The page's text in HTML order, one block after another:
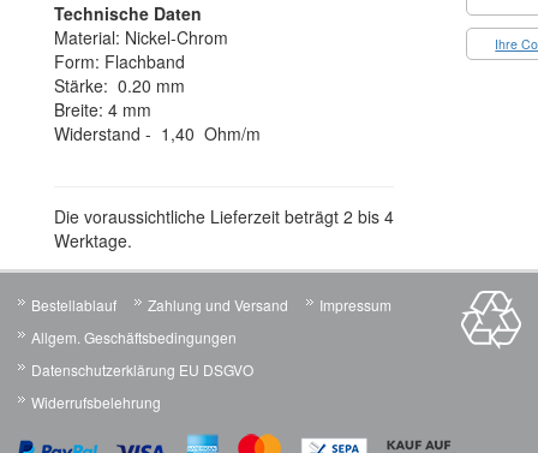
Technische Daten
Material: Nickel-Chrom
Form: Flachband
Stärke: 0.20 mm
Breite: 4 mm
Widerstand - 1,40 Ohm/m
Die voraussichtliche Lieferzeit beträgt 2 bis 4
Werktage.
Ihre
Bestellablauf Zahlung und Versand
Impressum
Allgem. Geschäftsbedingungen
Datenschutzerklärung EU DSGVO
Widerrufsbelehrung